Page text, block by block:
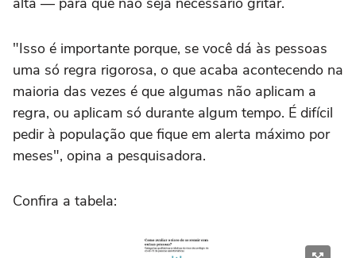
"Isso é importante porque, se você dá às pessoas
uma só regra rigorosa, o que acaba acontecendo na
maioria das vezes é que algumas não aplicam a
regra, ou aplicam só durante algum tempo. É difícil
pedir à população que fique em alerta máximo por
meses", opina a pesquisadora.
Confira a tabela: